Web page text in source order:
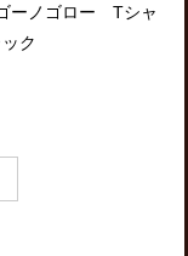
ーノゴロー Tシャ
ク